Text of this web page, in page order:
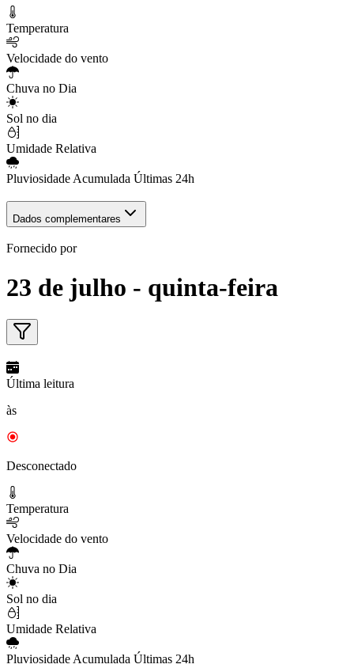
Temperatura
Velocidade do vento
Chuva no Dia
Sol no dia
Umidade Relativa
Pluviosidade Acumulada Últimas 24h
Dados complementares
Fornecido por
23 de julho - quinta-feira
Última leitura
às
Desconectado
Temperatura
Velocidade do vento
Chuva no Dia
Sol no dia
Umidade Relativa
Pluviosidade Acumulada Últimas 24h